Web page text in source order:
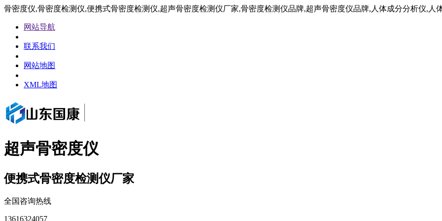
骨密度仪,骨密度检测仪,便携式骨密度检测仪,超声骨密度检测仪厂家,骨密度检测仪品牌,超声骨密度仪品牌,人体成分分析仪,人
网站导航
联系我们
网站地图
XML地图
超声骨密度仪
便携式骨密度检测仪厂家
全国咨询热线
13616324057